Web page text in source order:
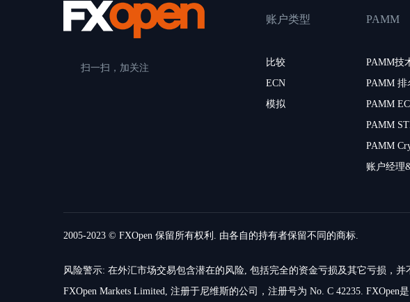
扫一扫，加关注
账户类型
比较
ECN
模拟
PAMM
PAMM技
PAMM 排
PAMM
PAMM
PAMM
账户经理
2005-2023 © FXOpen 保留所有权利. 由各自的持有者保留不同的商标.
风险警示: 在外汇市场交易包含潜在的风险, 包括完全的资金亏损及其它亏损，
FXOpen Markets Limited, 注册于尼维斯的公司，注册号为 No. C 42235. FXOpen